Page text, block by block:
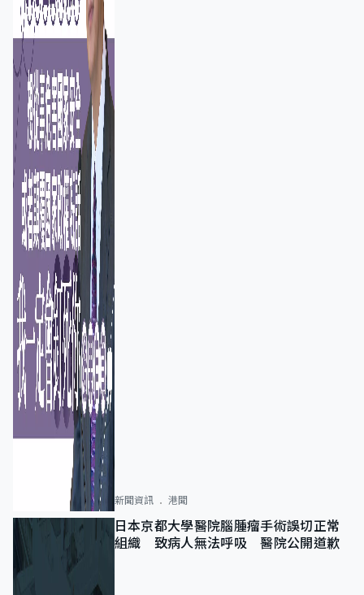
新聞資訊 港聞
日本京都大學醫院腦腫瘤手術誤切正常
組織 致病人無法呼吸 醫院公開道歉